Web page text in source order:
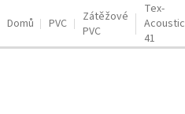
Domů PVC
Zátěžové
PVC
Tex-
Acoustic
41